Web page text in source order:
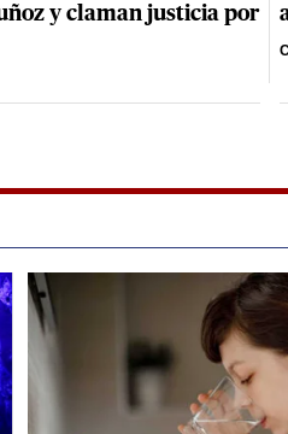
y claman justicia por